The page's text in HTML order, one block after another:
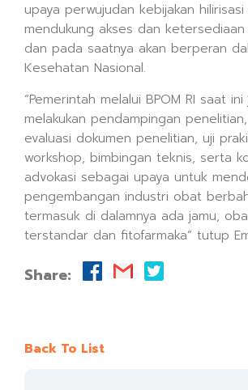
upaya perwujudan kebijakan
mendukung akses dan
dan pada saatnya akan berperan
Kesehatan Nasional.
“Pemerintah melalui BPOM RI saat
melakukan pendampingan
evaluasi dokumen penelitian, uji
workshop, bimbingan teknis, serta
advokasi sebagai upaya untuk
pengembangan industri obat
termasuk di dalamnya ada jamu,
terstandar dan fitofarmaka” tutup
Share:
Back To List